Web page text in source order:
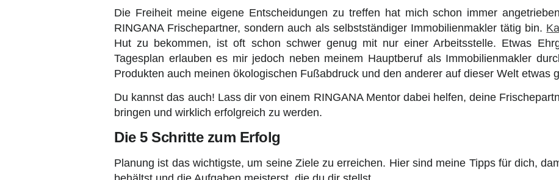
Die Freiheit meine eigene Entscheidungen zu treffen hat mich schon immer
RINGANA Frischepartner, sondern auch als selbstständiger Immobilienmakler tätig bin.
Hut zu bekommen, ist oft schon schwer genug mit nur einer Arbeitsstelle. Etwas
Tagesplan erlauben es mir jedoch neben meinem Hauptberuf als Immobilienmakler
Produkten auch meinen ökologischen Fußabdruck und den anderer auf dieser Welt etwas
Du kannst das auch! Lass dir von einem RINGANA Mentor dabei helfen, deine
bringen und wirklich erfolgreich zu werden.
Die 5 Schritte zum Erfolg
Planung ist das wichtigste, um seine Ziele zu erreichen. Hier sind meine Tipps für dich,